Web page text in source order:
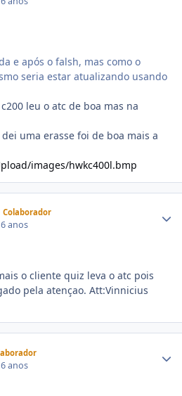
e após o falsh, mas como o
seria estar atualizando usando
leu o atc de boa mas na
uma erasse foi de boa mais a
images/hwkc400l.bmp
Colaborador
anos
o cliente quiz leva o atc pois
pela atençao. Att:Vinnicius
anos